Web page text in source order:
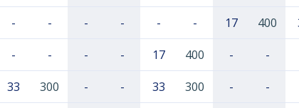
- - - - - - 17 400
- - - - 17 400 - -
33 300 - - 33 300 - -